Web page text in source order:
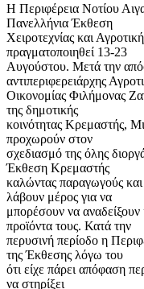
Η Περιφέρεια Νοτίου
Πανελλήνια Έκθεση
Χειροτεχνίας και
πραγματοποιηθεί 13-23
Αυγούστου. Μετά την
αντιπεριφερειάρχης
Οικονομίας Φιλήμονας
της δημοτικής
κοινότητας Κρεμαστής,
προχωρούν στον
σχεδιασμό της όλης
Έκθεση Κρεμαστής
καλώντας παραγωγούς και
λάβουν μέρος για να
μπορέσουν να
προϊόντα τους. Κατά την
περυσινή περίοδο η
της Έκθεσης λόγω του
ότι είχε πάρει απόφαση
να στηρίξει